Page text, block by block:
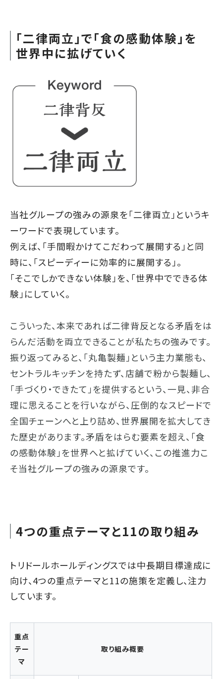
「二律両立」で「食の感動体験」を
世界中に拡げていく
当社グループの強みの源泉を「二律両立」というキ
ーワードで表現しています。
例えば、「手間暇かけてこだわって展開する」と同
時に、「スピーディーに効率的に展開する」。
「そこでしかできない体験」を、「世界中でできる体
験」にしていく。
こういった、本来であれば二律背反となる矛盾をは
らんだ活動を両立できることが私たちの強みです。
振り返ってみると、「丸亀製麺」という主力業態も、
セントラルキッチンを持たず、店舗で粉から製麺し、
「手づくり・できたて」を提供するという、一見、非合
理に思えることを行いながら、圧倒的なスピードで
全国チェーンへと上り詰め、世界展開を拡大してき
た歴史があります。矛盾をはらむ要素を超え、「食
の感動体験」を世界へと拡げていく、この推進力こ
そ当社グループの強みの源泉です。
4つの重点テーマと11の取り組み
トリドールホールディングスでは中長期目標達成に
向け、4つの重点テーマと11の施策を定義し、注力
しています。
重点
テー
マ
取り組み概要